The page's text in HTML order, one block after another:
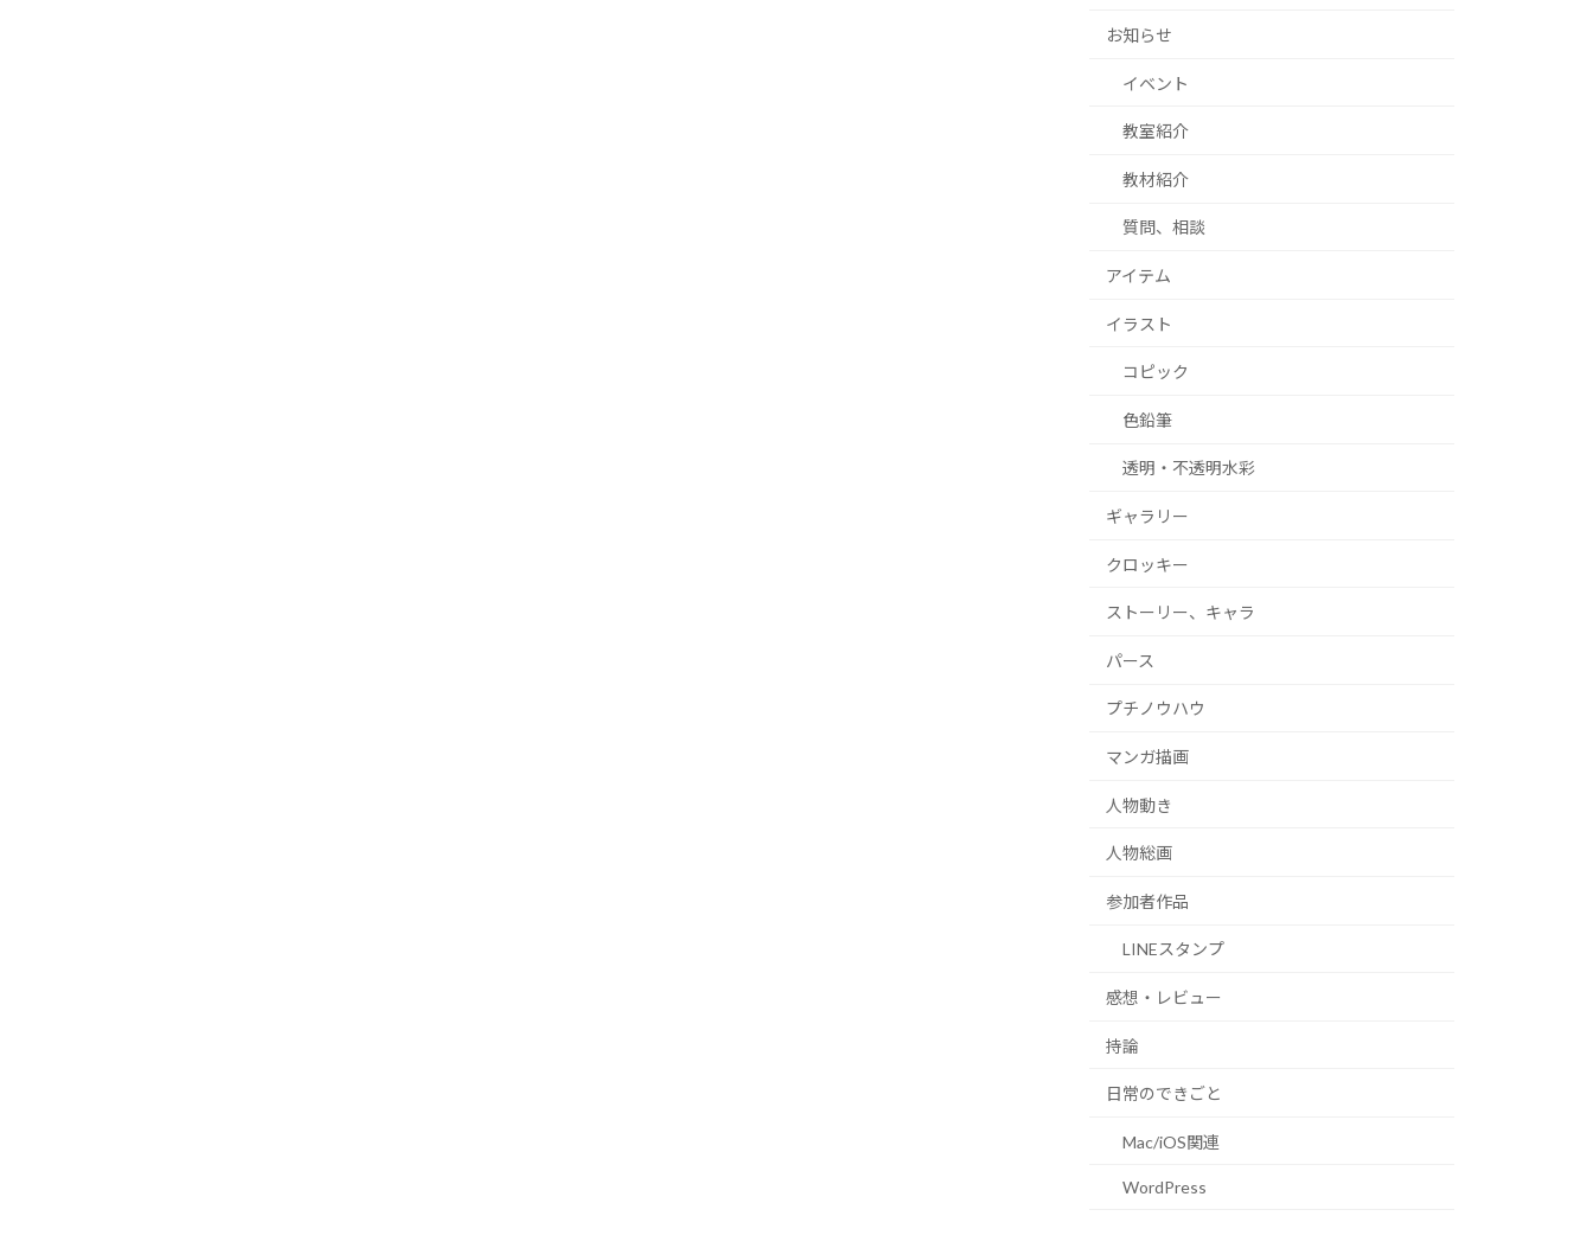
お知らせ
イベント
教室紹介
教材紹介
質問、相談
アイテム
イラスト
コピック
色鉛筆
透明・不透明水彩
ギャラリー
クロッキー
ストーリー、キャラ
パース
プチノウハウ
マンガ描画
人物動き
人物総画
参加者作品
LINEスタンプ
感想・レビュー
持論
日常のできごと
Mac/iOS関連
WordPress